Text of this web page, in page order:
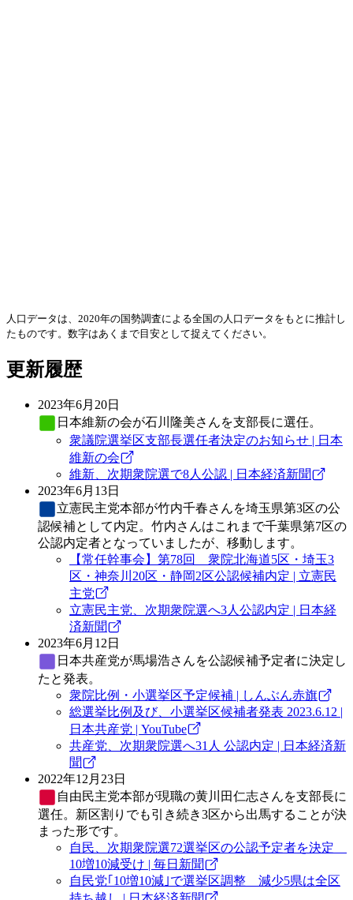
人口データは、2020年の国勢調査による全国の人口データをもとに推計し
たものです。数字はあくまで目安として捉えてください。
更新履歴
2023年6月20日
日本維新の会が石川隆美さんを支部長に選任。
衆議院選挙区支部長選任者決定のお知らせ | 日本
維新の会
維新、次期衆院選で8人公認 | 日本経済新聞
2023年6月13日
立憲民主党本部が竹内千春さんを埼玉県第3区の公
認候補として内定。竹内さんはこれまで千葉県第7区の
公認内定者となっていましたが、移動します。
【常任幹事会】第78回 衆院北海道5区・埼玉3
区・神奈川20区・静岡2区公認候補内定 | 立憲民
主党
立憲民主党、次期衆院選へ3人公認内定 | 日本経
済新聞
2023年6月12日
日本共産党が馬場浩さんを公認候補予定者に決定し
たと発表。
衆院比例・小選挙区予定候補 | しんぶん赤旗
総選挙比例及び、小選挙区候補者発表 2023.6.12 |
日本共産党 | YouTube
共産党、次期衆院選へ31人 公認内定 | 日本経済新
聞
2022年12月23日
自由民主党本部が現職の黄川田仁志さんを支部長に
選任。新区割りでも引き続き3区から出馬することが決
まった形です。
自民、次期衆院選72選挙区の公認予定者を決定
10増10減受け | 毎日新聞
自民党｢10増10減｣で選挙区調整 減少5県は全区